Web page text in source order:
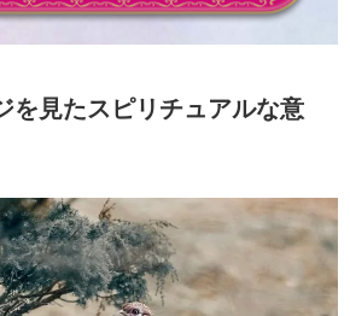
を見たスピリチュアルな意